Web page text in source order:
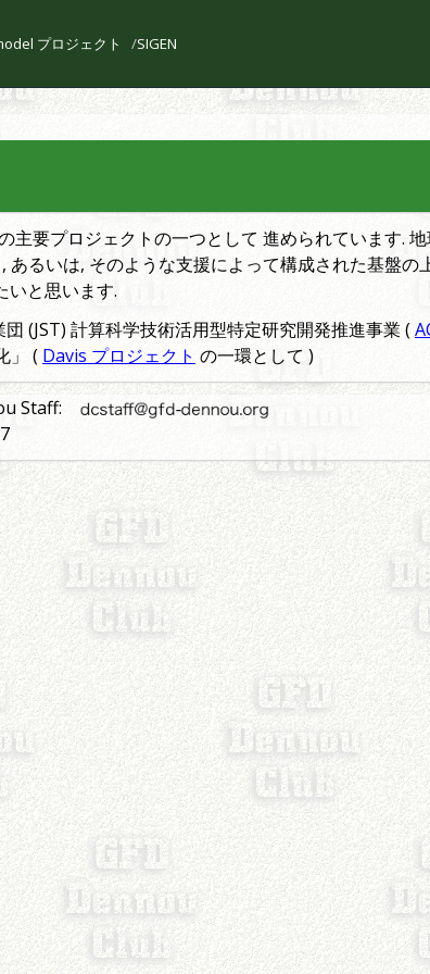
プロジェクト SIGEN
要プロジェクトの一つとして 進められています.
るいは, そのような支援によって構成された基盤
いと思います.
(JST) 計算科学技術活用型特定研究開発推進事業 (
」 ( Davis プロジェクト の一環として )
Staff: